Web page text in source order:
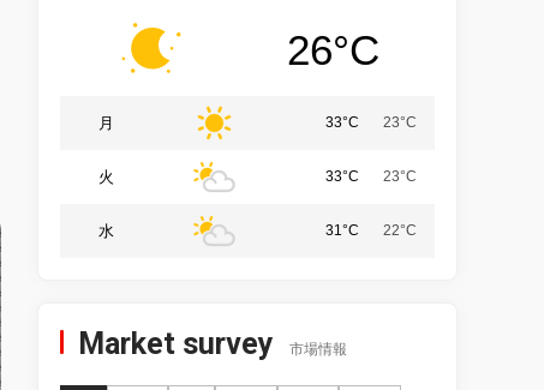
26°C
月 33°C 23°C
火 33°C 23°C
水 31°C 22°C
Market survey 市場情報